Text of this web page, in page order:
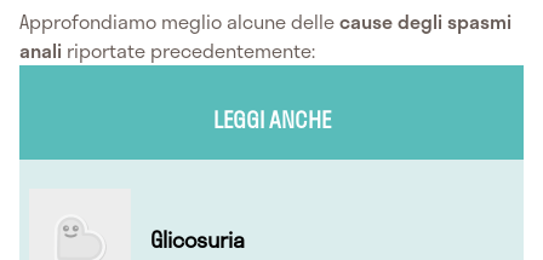
Approfondiamo meglio alcune dellecause degli spasmi
anali riportate precedentemente:
LEGGI ANCHE
Glicosuria